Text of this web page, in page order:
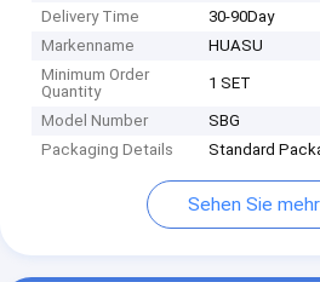
Delivery Time
30-90Day
Markenname
HUASU
Minimum Order
Quantity
1 SET
Model Number
SBG
Packaging Details
Standard
Sehen Sie